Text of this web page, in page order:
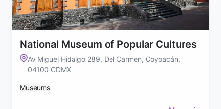
National Museum of Popular Cultures
Av Miguel Hidalgo 289, Del Carmen, Coyoacán,
04100 CDMX
Museums